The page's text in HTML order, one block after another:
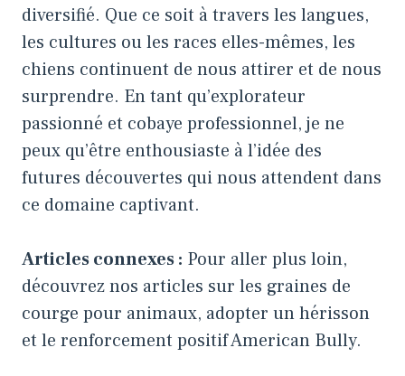
diversifié. Que ce soit à travers les langues,
les cultures ou les races elles-mêmes, les
chiens continuent de nous attirer et de nous
surprendre. En tant qu’explorateur
passionné et cobaye professionnel, je ne
peux qu’être enthousiaste à l’idée des
futures découvertes qui nous attendent dans
ce domaine captivant.
Articles connexes : Pour aller plus loin,
découvrez nos articles sur les graines de
courge pour animaux, adopter un hérisson
et le renforcement positif American Bully.